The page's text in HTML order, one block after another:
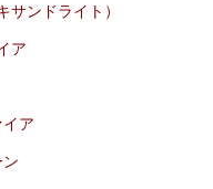
サンドライト）
ア
ア